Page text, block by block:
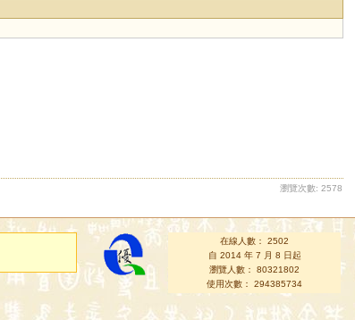
瀏覽次數: 2578
在線人數： 2502
自 2014 年 7 月 8 日起
瀏覽人數： 80321802
使用次數： 294385734